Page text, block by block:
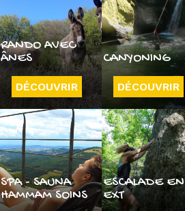
RANDO AVEC
ÂNES
DÉCOUVRIR
CANYONING
DÉCOUVRIR
SPA - SAUNA
HAMMAM SOINS
ESCALADE EN
EXT